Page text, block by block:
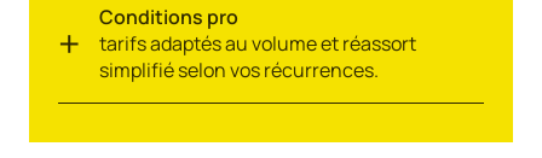
Conditions pro
tarifs adaptés au volume et réassort
simplifié selon vos récurrences.